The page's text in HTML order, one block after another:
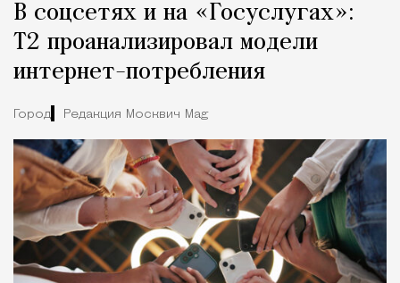
В соцсетях и на «Госуслугах»:
Т2 проанализировал модели
интернет-потребления
Город Редакция Москвич Mag